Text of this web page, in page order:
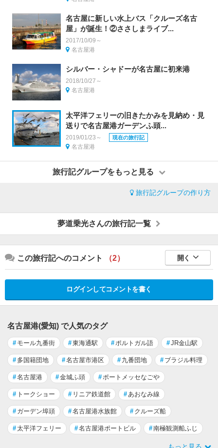
名古屋に新しい水上バス「クルーズ名古
屋」が誕生！②ささしまライブ...
2017/10/09～
名古屋港
シルバー・シャドーが名古屋に初来港
2018/10/27～
名古屋港
太平洋フェリーの旧きたかみを見納め・見
送りで名古屋港ガーデンふ頭...
2019/01/23～ 現在の旅行記
名古屋港
旅行記グループをもっと見る
旅行記グループの作り方
夢道乗光さんの旅行記一覧
この旅行記へのコメント （2） 開く
ログインしてコメントを書く
名古屋港(愛知) で人気のタグ
# モール九番街 #東海通駅 #ポルトガル語 #JR金山駅
# 多国籍団地 #名古屋市港区 # 九番団地 # ブラジル料理
#名古屋港 #金城ふ頭 #ポートメッセなごや
# トークショー # リニア鉄道館 #あおなみ線
# ガーデン埠頭 #名古屋港水族館 # クルーズ船
#太平洋フェリー #名古屋港ポートビル #南極観測船ふじ